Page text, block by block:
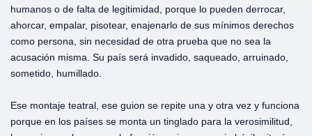
humanos o de falta de legitimidad, porque lo pueden derrocar,
ahorcar, empalar, pisotear, enajenarlo de sus mínimos derechos
como persona, sin necesidad de otra prueba que no sea la
acusación misma. Su país será invadido, saqueado, arruinado,
sometido, humillado.
Ese montaje teatral, ese guion se repite una y otra vez y funciona
porque en los países se monta un tinglado para la verosimilitud,